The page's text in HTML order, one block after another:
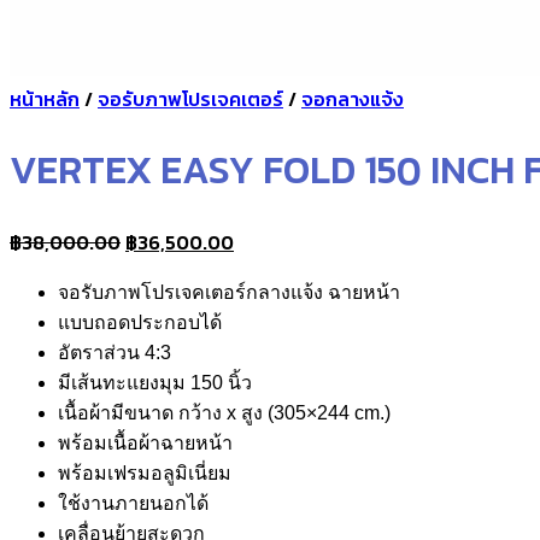
หน้าหลัก / จอรับภาพโปรเจคเตอร์/ จอกลางแจ้ง
VERTEX EASY FOLD 150 INCH
฿38,000.00 Original
was:
฿38,000.00.
฿36,500.00Current
is:
จอรับภาพโปรเจคเตอร์กลางแจ้ง ฉายหน้า
แบบถอดประกอบได้
อัตราส่วน 4:3
มีเส้นทะแยงมุม 150 นิ้ว
เนื้อผ้ามีขนาด กว้าง x สูง (305×244 cm.)
พร้อมเนื้อผ้าฉายหน้า
พร้อมเฟรมอลูมิเนี่ยม
ใช้งานภายนอกได้
เคลื่อนย้ายสะดวก